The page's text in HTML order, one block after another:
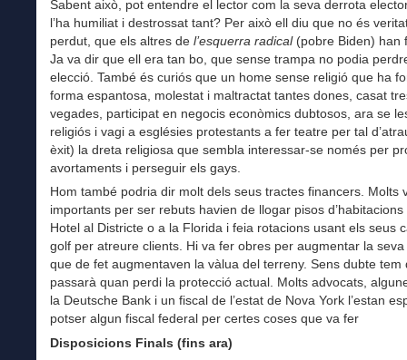
Sabent això, pot entendre el lector com la seva derrota
l’ha humiliat i destrossat tant? Per això ell diu que no és
perdut, que els altres de l’esquerra radical(pobre Biden) han
Ja va dir que ell era tan bo, que sense trampa no podia
elecció. També és curiós que un home sense religió que ha
forma espantosa, molestat i maltractat tantes dones, casat
vegades, participat en negocis econòmics dubtosos, ara se
religiós i vagi a esglésies protestants a fer teatre per tal
èxit) la dreta religiosa que sembla interessar-se només per
avortaments i perseguir els gays.
Hom també podria dir molt dels seus tractes financers. Molts
importants per ser rebuts havien de llogar pisos d’habitacions
Hotel al Districte o a la Florida i feia rotacions usant els seus
golf per atreure clients. Hi va fer obres per augmentar la
que de fet augmentaven la vàlua del terreny. Sens dubte tem
passarà quan perdi la protecció actual. Molts advocats,
la Deutsche Bank i un fiscal de l’estat de Nova York l’estan
potser algun fiscal federal per certes coses que va fer
Disposicions Finals (fins ara)